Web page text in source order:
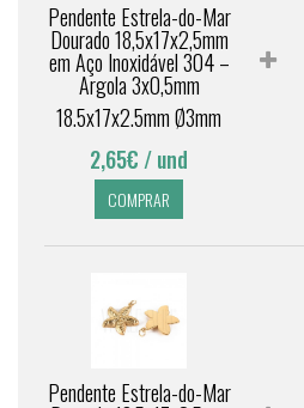
Pendente Estrela-do-Mar
Dourado 18,5x17x2,5mm
em Aço Inoxidável 304 –
Argola 3x0,5mm
18.5x17x2.5mm Ø3mm
2,65€ / und
COMPRAR
Pendente Estrela-do-Mar